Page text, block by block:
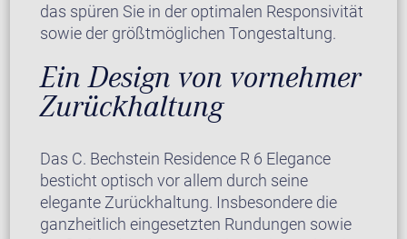
das spüren Sie in der optimalen Responsivität
sowie der größtmöglichen Tongestaltung.
Ein Design von vornehmer
Zurückhaltung
Das C. Bechstein Residence R 6 Elegance
besticht optisch vor allem durch seine
elegante Zurückhaltung. Insbesondere die
ganzheitlich eingesetzten Rundungen sowie